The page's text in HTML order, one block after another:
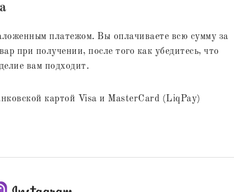
платежом. Вы оплачиваете всю сумму за
при получении, после того как убедитесь, что
вам подходит.
картой Visa и MasterCard (LiqPay)